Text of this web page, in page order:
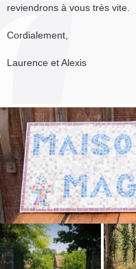
reviendrons à vous très vite.
Cordialement,
Laurence et Alexis